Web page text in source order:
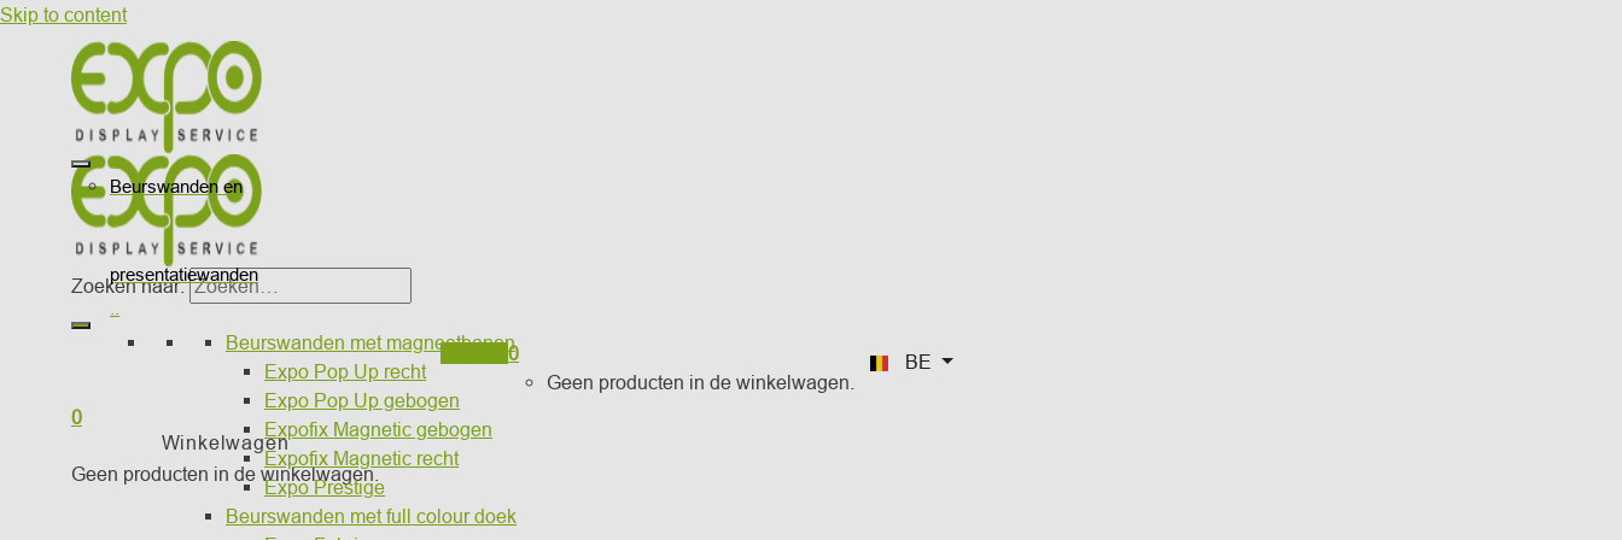
Skip to content
Zoeken naar:
0
Geen producten in de winkelwagen.
BE
0
Winkelwagen
Geen producten in de winkelwagen.
Beurswanden en
presentatiewanden
Beurswanden met magneetbanen
Expo Pop Up recht
Expo Pop Up gebogen
Expofix Magnetic gebogen
Expofix Magnetic recht
Expo Prestige
Beurswanden met full colour doek